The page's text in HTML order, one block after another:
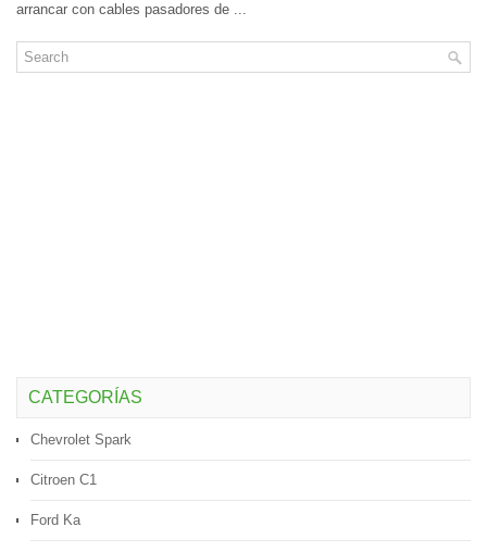
arrancar con cables pasadores de ...
CATEGORÍAS
Chevrolet Spark
Citroen C1
Ford Ka